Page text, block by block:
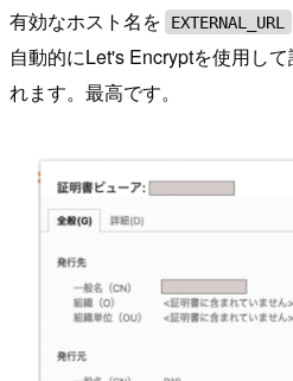
有効なホスト名を EXTERNAL_URL
自動的にLet's Encryptを使用し
れます。最高です。